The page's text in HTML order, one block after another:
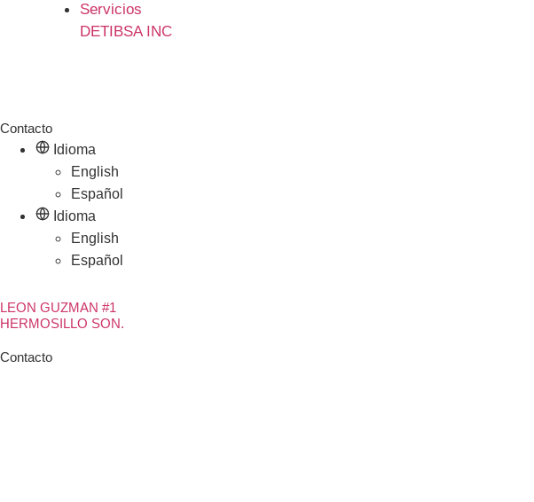
Servicios
DETIBSA INC
Contacto
Idioma
English
Español
Idioma
English
Español
LEON GUZMAN #1
HERMOSILLO SON.
Contacto